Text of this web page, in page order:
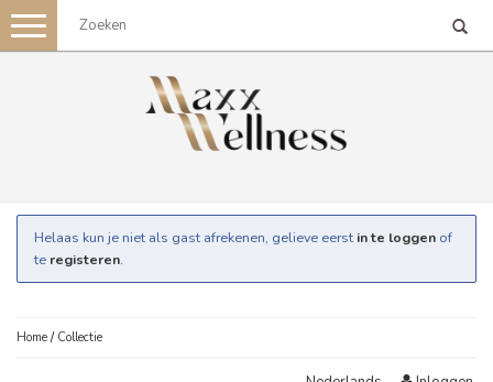
Toggle
navigation
Helaas kun je niet als gast afrekenen, gelieve eerst in te loggen of
te registeren.
Home / Collectie